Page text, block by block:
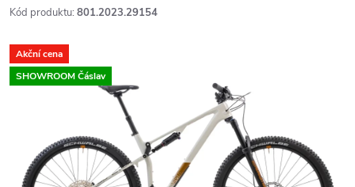
Kód produktu: 801.2023.29154
Akční cena
SHOWROOM Čáslav